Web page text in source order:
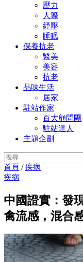
壓力
人際
紓壓
睡眠
保養抗老
醫美
美容
抗老
品味生活
居家
駐站作家
百大顧問團
駐站達人
主題企劃
首頁 /疾病
疾病
中國證實：發
禽流感，混合